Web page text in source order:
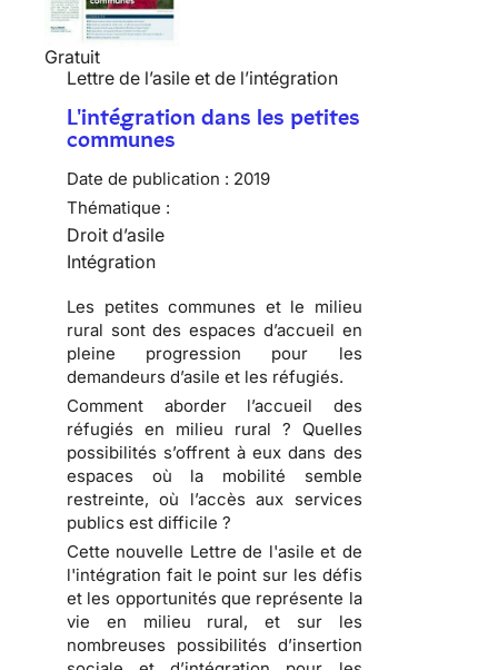
Gratuit
Lettre de l’asile et de l’intégration
L'intégration dans les petites
communes
Date de publication : 2019
Thématique :
Droit d’asile
Intégration
Les petites communes et le milieu
rural sont des espaces d’accueil en
pleine progression pour les
demandeurs d’asile et les réfugiés.
Comment aborder l’accueil des
réfugiés en milieu rural ? Quelles
possibilités s’offrent à eux dans des
espaces où la mobilité semble
restreinte, où l’accès aux services
publics est difficile ?
Cette nouvelle Lettre de l'asile et de
l'intégration fait le point sur les défis
et les opportunités que représente la
vie en milieu rural, et sur les
nombreuses possibilités d’insertion